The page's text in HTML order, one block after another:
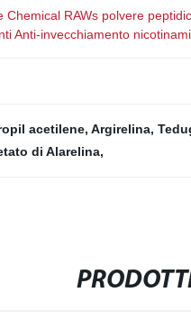
Chemical RAWs polvere
Anti-invecchiamento
acetilene, Argirelina,
di Alarelina,